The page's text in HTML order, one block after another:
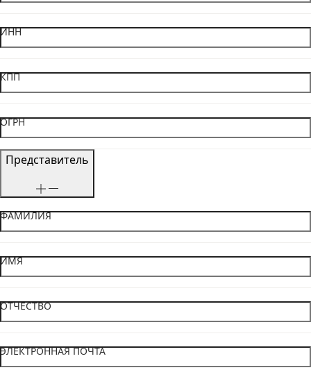
ИНН
КПП
ОГРН
Представитель
ФАМИЛИЯ
ИМЯ
ОТЧЕСТВО
ЭЛЕКТРОННАЯ ПОЧТА